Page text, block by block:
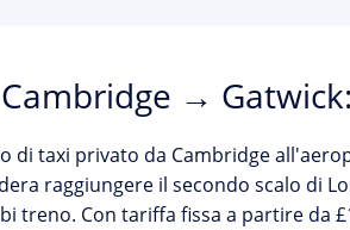
→
di taxi privato da Cambridge
raggiungere il secondo scalo di
treno. Con tariffa fissa a partire da